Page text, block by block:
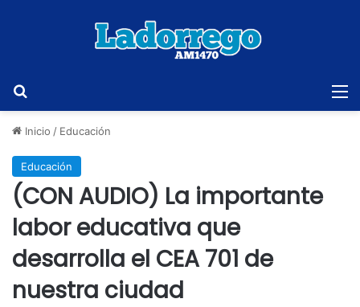
Inicio / Educación
Educación
(CON AUDIO) La importante
labor educativa que
desarrolla el CEA 701 de
nuestra ciudad